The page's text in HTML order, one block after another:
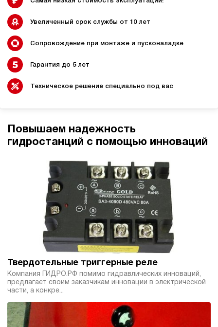
Гидростанции для
оборудования
Гидравлический цилиндр с
Гидростанции 220 Вольт для
Гидростанции для шахт
Гидростанции для смазки Гидростанции для толкателей
Увеличенный срок службы от 10 лет
Сопровождение при монтаже и пусконаладке
Гарантия до 5 лет
Техническое решение специально под вас
Повышаем надежность
гидростанций с помощью инноваций
Твердотельные триггерные реле
Компания ГИДРО.РФ помимо гидравлических инноваций,
предлагает своим заказчикам инновации в электрической
части, а конкре...